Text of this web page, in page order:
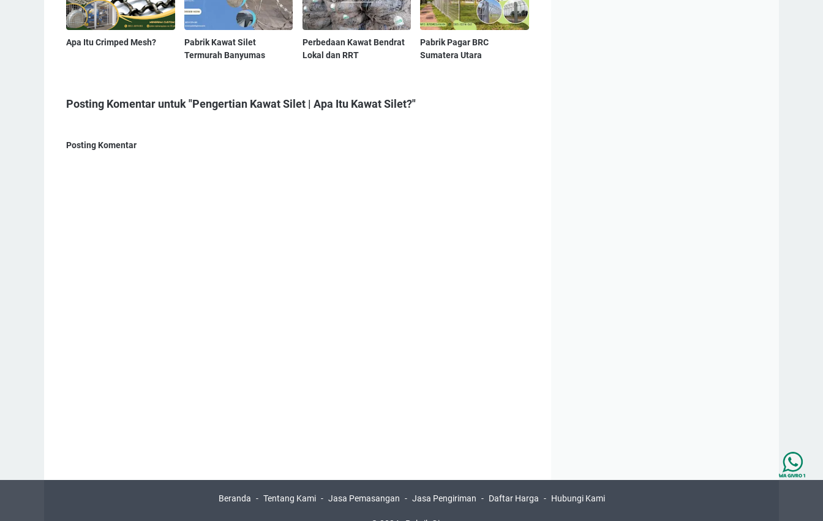
Apa Itu Crimped Mesh?
Pabrik Kawat Silet
Termurah Banyumas
Perbedaan Kawat Bendrat
Lokal dan RRT
Pabrik Pagar BRC
Sumatera Utara
Posting Komentar untuk "Pengertian Kawat Silet | Apa Itu Kawat Silet?"
Posting Komentar
Beranda Tentang Kami Jasa Pemasangan Jasa Pengiriman Daftar Harga Hubungi Kami